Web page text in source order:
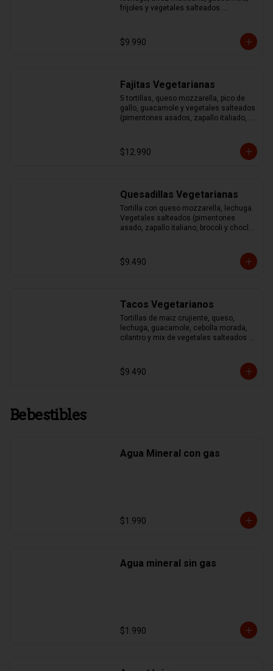
frijoles y vegetales salteados
$9.990
Fajitas Vegetarianas
5 tortillas, queso mozzarella, pico de
gallo, guacamole y vegetales salteados
(pimentones asados, zapallo italiado,
$12.990
Quesadillas Vegetarianas
Tortilla con queso mozzarella, lechuga.
Vegetales salteados (pimentones
asado, zapallo italiano, brocoli y choclo)
$9.490
Tacos Vegetarianos
Tortillas de maiz crujiente, queso,
lechuga, guacamole, cebolla morada,
cilantro y mix de vegetales salteados
$9.490
Bebestibles
Agua Mineral con gas
$1.990
Agua mineral sin gas
$1.990